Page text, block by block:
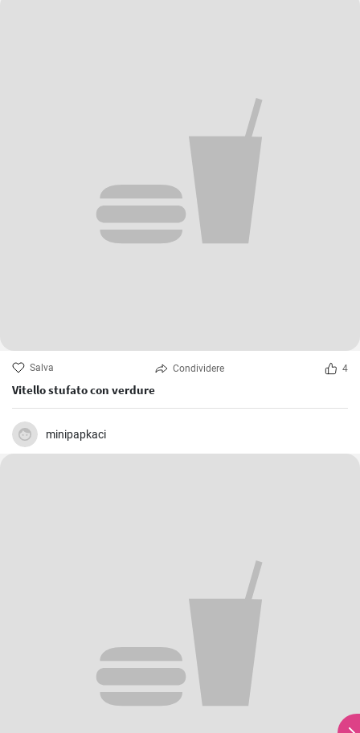
Salva Condividere 4
Vitello stufato con verdure
minipapkaci